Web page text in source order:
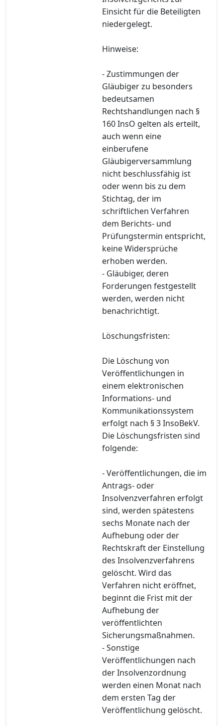
Einsicht für die Beteiligten
niedergelegt.
Hinweise:
- Zustimmungen der
Gläubiger zu besonders
bedeutsamen
Rechtshandlungen nach §
160 InsO gelten als erteilt,
auch wenn eine
einberufene
Gläubigerversammlung
nicht beschlussfähig ist
oder wenn bis zu dem
Stichtag, der im
schriftlichen Verfahren
dem Berichts- und
Prüfungstermin entspricht,
keine Widersprüche
erhoben werden.
- Gläubiger, deren
Forderungen festgestellt
werden, werden nicht
benachrichtigt.
Löschungsfristen:
Die Löschung von
Veröffentlichungen in
einem elektronischen
Informations- und
Kommunikationssystem
erfolgt nach § 3 InsoBekV.
Die Löschungsfristen sind
folgende:
- Veröffentlichungen, die im
Antrags- oder
Insolvenzverfahren erfolgt
sind, werden spätestens
sechs Monate nach der
Aufhebung oder der
Rechtskraft der Einstellung
des Insolvenzverfahrens
gelöscht. Wird das
Verfahren nicht eröffnet,
beginnt die Frist mit der
Aufhebung der
veröffentlichten
Sicherungsmaßnahmen.
- Sonstige
Veröffentlichungen nach
der Insolvenzordnung
werden einen Monat nach
dem ersten Tag der
Veröffentlichung gelöscht.